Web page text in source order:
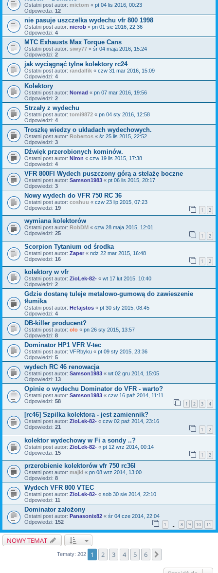
Ostatni post autor: mictom « pt 04 lis 2016, 00:23
Odpowiedzi: 12
nie pasuje uszczelka wydechu vfr 800 1998
Ostatni post autor: nierob « pn 01 sie 2016, 22:36
Odpowiedzi: 4
MTC Exhausts Max Torque Cans
Ostatni post autor: siwy77 « śr 04 maja 2016, 15:24
Odpowiedzi: 2
jak wyciągnąć tylne kolektory rc24
Ostatni post autor: randalfik « czw 31 mar 2016, 15:09
Odpowiedzi: 4
Kolektory
Ostatni post autor: Nomad « pn 07 mar 2016, 19:56
Odpowiedzi: 2
Strzały z wydechu
Ostatni post autor: tomi9872 « pn 04 sty 2016, 12:58
Odpowiedzi: 4
Troszkę wiedzy o układach wydechowych.
Ostatni post autor: Robertos « śr 25 lis 2015, 22:52
Odpowiedzi: 3
Dźwięk przerobionych kominów.
Ostatni post autor: Niron « czw 19 lis 2015, 17:38
Odpowiedzi: 4
VFR 800FI Wydech puszczony górą a stelażę boczne
Ostatni post autor: Samson1983 « pt 06 lis 2015, 20:17
Odpowiedzi: 3
Nowy wydech do VFR 750 RC 36
Ostatni post autor: coshuu « czw 23 lip 2015, 07:23
Odpowiedzi: 19 1 2
wymiana kolektorów
Ostatni post autor: RobDM « czw 28 maja 2015, 12:01
Odpowiedzi: 25 1 2
Scorpion Tytanium od środka
Ostatni post autor: Zaper « ndz 22 mar 2015, 16:48
Odpowiedzi: 16 1 2
kolektory w vfr
Ostatni post autor: ZioLek-82- « wt 17 lut 2015, 10:40
Odpowiedzi: 2
Gdzie dostanę tuleje metalowo-gumową do zawieszenie
tłumika
Ostatni post autor: Hefajstos « pt 30 sty 2015, 08:45
Odpowiedzi: 4
DB-killer producent?
Ostatni post autor: olo « pn 26 sty 2015, 13:57
Odpowiedzi: 8
Dominator HP1 VFR V-tec
Ostatni post autor: VFRbyku « pt 09 sty 2015, 23:36
Odpowiedzi: 5
wydech RC 46 renowacja
Ostatni post autor: Samson1983 « wt 02 gru 2014, 15:05
Odpowiedzi: 13
Opinie o wydechu Dominator do VFR - warto?
Ostatni post autor: Samson1983 « czw 16 paź 2014, 11:11
Odpowiedzi: 58 1 2 3 4
[rc46] Szpilka kolektora - jest zamiennik?
Ostatni post autor: ZioLek-82- « czw 02 paź 2014, 23:16
Odpowiedzi: 21 1 2
kolektor wydechowy w Fi a sondy ..?
Ostatni post autor: ZioLek-82- « pt 12 wrz 2014, 00:14
Odpowiedzi: 15 1 2
przerobienie kolektorów vfr 750 rc36I
Ostatni post autor: majki « pn 08 wrz 2014, 13:00
Odpowiedzi: 8
Wydech VFR 800 VTEC
Ostatni post autor: ZioLek-82- « sob 30 sie 2014, 22:10
Odpowiedzi: 11
Dominator założony
Ostatni post autor: Panasonix82 « śr 04 cze 2014, 22:04
Odpowiedzi: 152 1 8 9 10 11
NOWY TEMAT
Tematy: 202 1 2 3 4 5 6